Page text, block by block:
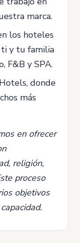
marca.
los hoteles
ti y tu familia
F&B y SPA.
donde
más
en ofrecer
religión,
proceso
objetivos